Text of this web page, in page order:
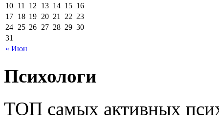
« Июн
10 11 12 13 14 15 16
17 18 19 20 21 22 23
24 25 26 27 28 29 30
31
Психологи
ТОП самых активных